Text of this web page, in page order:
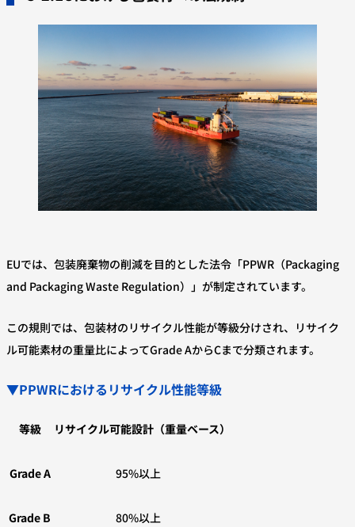
EUでは、包装廃棄物の削減を目的とした法令「PPWR（Packaging
and Packaging Waste Regulation）」が制定されています。
この規則では、包装材のリサイクル性能が等級分けされ、リサイク
ル可能素材の重量比によってGrade AからCまで分類されます。
▼PPWRにおけるリサイクル性能等級
等級 リサイクル可能設計（重量ベース）
Grade A 95%以上
Grade B 80%以上